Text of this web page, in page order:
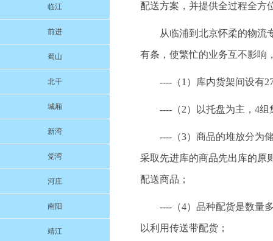
临江
前进
蜀山
北干
城厢
新湾
党湾
河庄
南阳
靖江
配送方案，并提供全过程全方
从临浦到北京怀柔的物流
有条，使繁忙的业务互不影响
----（1）库内货架间设有
----（2）以托盘为主，4
----（3）商品的堆放分为
采取先进库的商品先出库的原
配送商品；
----（4）品种配货是数量
以利用传送带配货；